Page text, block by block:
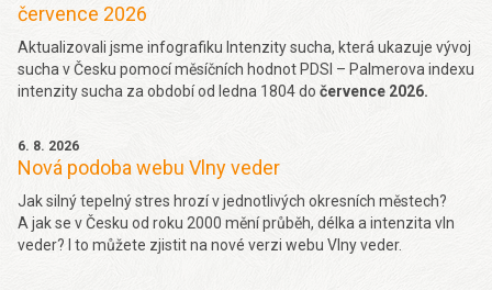
července 2026
Aktualizovali jsme infografiku Intenzity sucha, která ukazuje vývoj
sucha v Česku pomocí měsíčních hodnot PDSI – Palmerova indexu
intenzity sucha za období od ledna 1804 do července 2026.
6. 8. 2026
Nová podoba webu Vlny veder
Jak silný tepelný stres hrozí v jednotlivých okresních městech?
A jak se v Česku od roku 2000 mění průběh, délka a intenzita vln
veder? I to můžete zjistit na nové verzi webu Vlny veder.